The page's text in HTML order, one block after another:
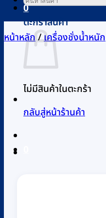
0
ตะกร้าสินค้า
ไม่มีสินค้าในตะกร้า
กลับสู่หน้าร้านค้า
หน้าหลัก/เครื่องชั่งน้ำหนัก